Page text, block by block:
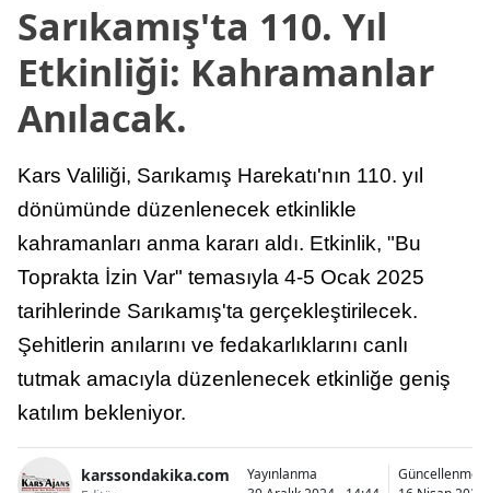
Ankara
Antalya
Balıkesir
Bilecik
Bingöl
Bitlis
Bolu
Sarıkamış'ta 110. Yıl
Etkinliği: Kahramanlar
Anılacak.
Kars Valiliği, Sarıkamış Harekatı'nın 110. yıl
dönümünde düzenlenecek etkinlikle
kahramanları anma kararı aldı. Etkinlik, "Bu
Toprakta İzin Var" temasıyla 4-5 Ocak 2025
tarihlerinde Sarıkamış'ta gerçekleştirilecek.
Şehitlerin anılarını ve fedakarlıklarını canlı
tutmak amacıyla düzenlenecek etkinliğe geniş
katılım bekleniyor.
karssondakika.com
Yayınlanma
Güncellenme